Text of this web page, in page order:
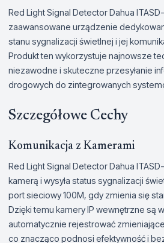
Red Light Signal Detector Dahua
zaawansowane urządzenie
stanu sygnalizacji świetlnej i jej
Produkt ten wykorzystuje najnowsze
niezawodne i skuteczne przesyłanie
drogowych do zintegrowanych
Szczegółowe Cechy
Komunikacja z Kamerami
Red Light Signal Detector Dahua
kamerą i wysyła status sygnalizacji
port sieciowy 100M, gdy zmienia się
Dzięki temu kamery IP wewnętrzne są
automatycznie rejestrować
co znacząco podnosi efektywność i